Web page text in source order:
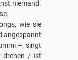
niemand.
wie sie
angespannt
–, singt
drehen / Ist